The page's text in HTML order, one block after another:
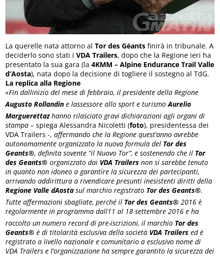
La querelle nata attorno alTor des Géants finirà in tribunale. A
deciderlo sono stati iVDA Trailers, dopo che la Regione ieri ha
presentato la sua gara (la4KMM – Alpine Endurance Trail Valle
d’Aosta), nata dopo la decisione di togliere il sostegno al TdG.
La replica alla Regione
«Fin dallinizio del mese di febbraio, il presidente della Regione
Augusto Rollandin e lassessore allo sport e turismoAurelio
Marguerettazhanno rilasciato gravi dichiarazioni agli organi di
stampa– spiega Alessandra Nicoletti (foto), presidentessa dei
VDA Trailers -,affermando che la Regione quest’anno avrebbe
autonomamente organizzato la nuova formula del Tor des
Geants®, definita sovente “il Nuovo Tor”, e sostenendo che il Tor
des Geants® organizzato dai VDA Trailers non si sarebbe tenuto
in quanto non idoneo a garantire la sicurezza dei partecipanti,
arrivando addirittura a rivendicare presunti inesistenti diritti della
Regione Valle dAosta sul marchio registrato Tor des Geants®.
Tutte affermazioni sbagliate, perché il Tor des Geants® 2016 è
regolarmente in programma dall11 al 18 settembre 2016 e ha
raccolto un numero record di pre-iscrizioni, il marchio Tor des
Geants® è di titolarità esclusiva della società VDA Trailers ed è
registrato a livello nazionale e comunitario a esclusivo nome di
VDA Trailers e l’organizzazione ha sempre garantito la sicurezza dei